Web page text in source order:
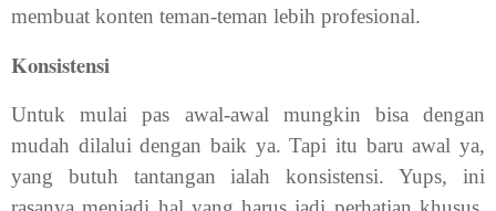
membuat konten teman-teman lebih profesional.
Konsistensi
Untuk mulai pas awal-awal mungkin bisa dengan
mudah dilalui dengan baik ya. Tapi itu baru awal ya,
yang butuh tantangan ialah konsistensi. Yups, ini